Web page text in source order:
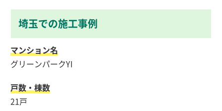
埼玉での施工事例
マンション名
グリーンパークYI
戸数・棟数
21戸